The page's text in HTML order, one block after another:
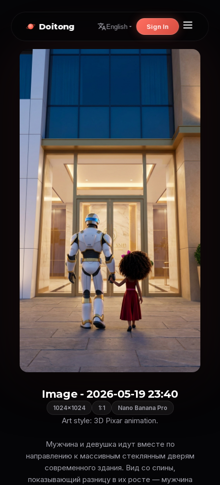
Doitong English Sign In
Image - 2026-05-19 23:40
1024×1024 1:1 Nano Banana Pro
Art style: 3D Pixar animation.
Мужчина и девушка идут вместе по
направлению к массивным стеклянным дверям
современного здания. Вид со спины,
показывающий разницу в их росте — мужчина